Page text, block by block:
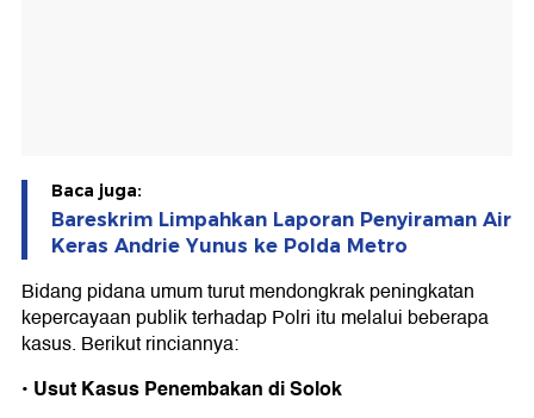
Baca juga:
Bareskrim Limpahkan Laporan Penyiraman Air
Keras Andrie Yunus ke Polda Metro
Bidang pidana umum turut mendongkrak peningkatan
kepercayaan publik terhadap Polri itu melalui beberapa
kasus. Berikut rinciannya:
•⁠ ⁠Usut Kasus Penembakan di Solok